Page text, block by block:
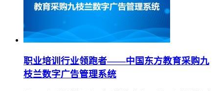
职业培训行业领跑者——中国东方教育采购九
枝兰数字广告管理系统